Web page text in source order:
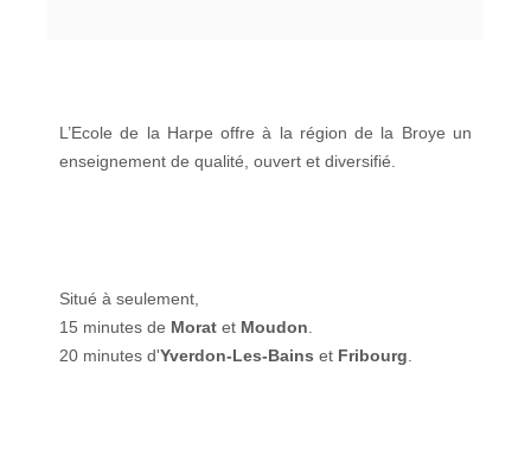
L’Ecole de la Harpe offre à la région de la Broye un
enseignement de qualité, ouvert et diversifié.
Situé à seulement,
15 minutes de Morat et Moudon
20 minutes d'Yverdon-Les-Bains et Fribourg